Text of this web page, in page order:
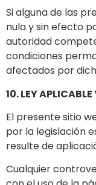
Si alguna de las
nula y sin efecto
autoridad
condiciones
afectados por
10. LEY
El presente sitio
por la legislación
resulte de
Cualquier